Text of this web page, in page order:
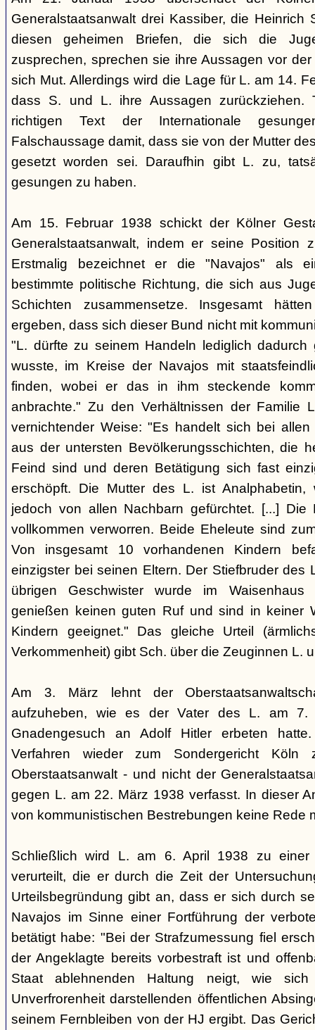
Generalstaatsanwalt drei Kassiber, die
diesen geheimen Briefen, die sich die
zusprechen, sprechen sie ihre Aussagen vor
sich Mut. Allerdings wird die Lage für L. am 14.
dass S. und L. ihre Aussagen zurückziehen.
richtigen Text der Internationale
Falschaussage damit, dass sie von der Mutter
gesetzt worden sei. Daraufhin gibt L. zu,
gesungen zu haben.
Am 15. Februar 1938 schickt der Kölner
Generalstaatsanwalt, indem er seine Position
Erstmalig bezeichnet er die "Navajos" als
bestimmte politische Richtung, die sich aus
Schichten zusammensetze. Insgesamt
ergeben, dass sich dieser Bund nicht mit
"L. dürfte zu seinem Handeln lediglich dadurch
wusste, im Kreise der Navajos mit
finden, wobei er das in ihm steckende
anbrachte." Zu den Verhältnissen der Familie
vernichtender Weise: "Es handelt sich bei
aus der untersten Bevölkerungsschichten, die
Feind sind und deren Betätigung sich fast
erschöpft. Die Mutter des L. ist Analphabetin,
jedoch von allen Nachbarn gefürchtet. [...] Die
vollkommen verworren. Beide Eheleute sind
Von insgesamt 10 vorhandenen Kindern
einzigster bei seinen Eltern. Der Stiefbruder des
übrigen Geschwister wurde im Waisenhaus
genießen keinen guten Ruf und sind in keiner
Kindern geeignet." Das gleiche Urteil
Verkommenheit) gibt Sch. über die Zeuginnen L.
Am 3. März lehnt der
aufzuheben, wie es der Vater des L. am 7.
Gnadengesuch an Adolf Hitler erbeten
Verfahren wieder zum Sondergericht Köln
Oberstaatsanwalt - und nicht der
gegen L. am 22. März 1938 verfasst. In dieser
von kommunistischen Bestrebungen keine Rede
Schließlich wird L. am 6. April 1938 zu einer
verurteilt, die er durch die Zeit der
Urteilsbegründung gibt an, dass er sich durch
Navajos im Sinne einer Fortführung der
betätigt habe: "Bei der Strafzumessung fiel
der Angeklagte bereits vorbestraft ist und
Staat ablehnenden Haltung neigt, wie
Unverfrorenheit darstellenden öffentlichen
seinem Fernbleiben von der HJ ergibt. Das